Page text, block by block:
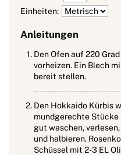
Einheiten:
Anleitungen
Den Ofen auf 220
vorheizen. Ein Blech
bereit stellen.
Den Hokkaido Kürbis
mundgerechte Stücke
gut waschen,
und halbieren.
Schüssel mit 2-3 EL